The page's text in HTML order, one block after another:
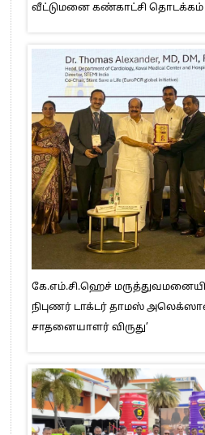
வீட்டுமனை கண்காட்சி தொடக்கம்
கே.எம்.சி.ஹெச்
நிபுணர் டாக்டர் தாமஸ்
சாதனையாளர் விருது’